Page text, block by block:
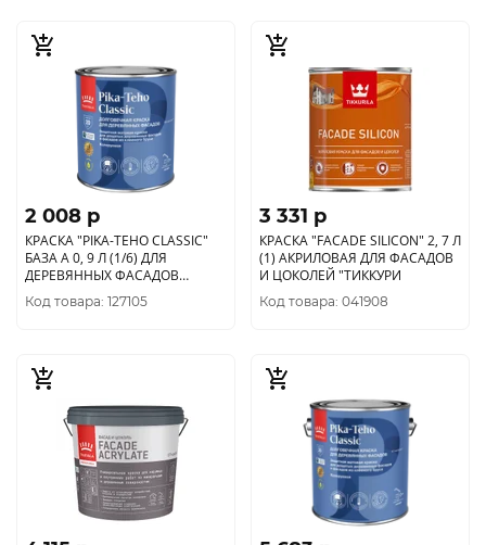
2 008 p
КРАСКА "PIKA-TEHO CLASSIC"
БАЗА A 0, 9 Л (1/6) ДЛЯ
ДЕРЕВЯННЫХ ФАСАДОВ
"ТИККУРИЛА"
Код товара: 127105
3 331 p
КРАСКА "FACADE SILICON" 2, 7 Л
(1) АКРИЛОВАЯ ДЛЯ ФАСАДОВ
И ЦОКОЛЕЙ "ТИККУРИ
Код товара: 041908